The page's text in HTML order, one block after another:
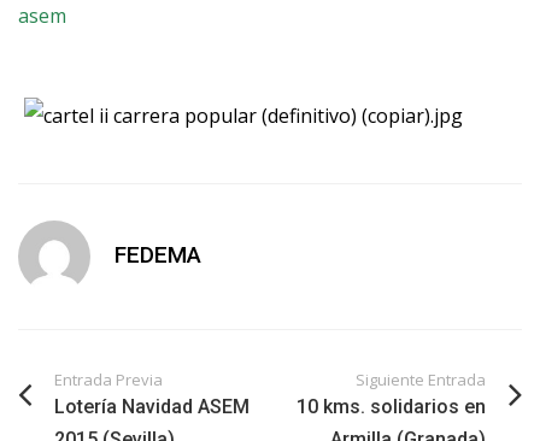
asem
FEDEMA
Entrada Previa
Lotería Navidad ASEM
Siguiente Entrada
10 kms. solidarios en